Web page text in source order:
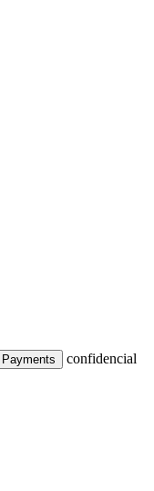
Payments confidencial